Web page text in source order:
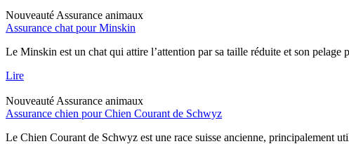
Nouveauté Assurance animaux
Assurance chat pour Minskin
Le Minskin est un chat qui attire l’attention par sa taille réduite et son
Lire
Nouveauté Assurance animaux
Assurance chien pour Chien Courant de Schwyz
Le Chien Courant de Schwyz est une race suisse ancienne, principalement